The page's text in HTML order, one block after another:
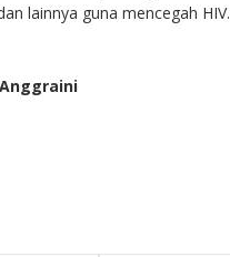
lainnya guna mencegah HIV.